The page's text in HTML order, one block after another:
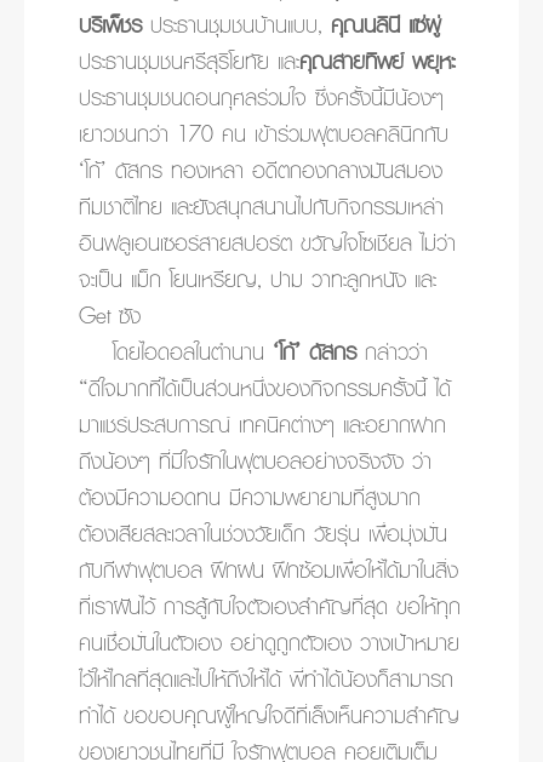
บริเพ็ชรประธานชุมชนบ้านแบบ, คุณนลินี แซ่ผู่
ประธานชุมชนศรีสุริโยทัย และคุณสายทิพย์ พยุหะ
ประธานชุมชนดอนกุศลร่วมใจ ซึ่งครั้งนี้มีน้องๆ
เยาวชนกว่า 170 คน เข้าร่วมฟุตบอลคลินิกกับ
‘โก้’ ดัสกร ทองเหลา อดีตกองกลางมันสมอง
ทีมชาติไทย และยังสนุกสนานไปกับกิจกรรมเหล่า
อินฟลูเอนเซอร์สายสปอร์ต ขวัญใจโซเชียล ไม่ว่า
จะเป็น แม็ก โยนเหรียญ, ปาม วาทะลูกหนัง และ
Get ซัง
โดยไอดอลในตำนาน ‘โก้’ ดัสกรกล่าวว่า
“ดีใจมากที่ได้เป็นส่วนหนึ่งของกิจกรรมครั้งนี้ ได้
มาแชร์ประสบการณ์ เทคนิคต่างๆ และอยากฝาก
ถึงน้องๆ ที่มีใจรักในฟุตบอลอย่างจริงจัง ว่า
ต้องมีความอดทน มีความพยายามที่สูงมาก
ต้องเสียสละเวลาในช่วงวัยเด็ก วัยรุ่น เพื่อมุ่งมั่น
กับกีฬาฟุตบอล ฝึกฝน ฝึกซ้อมเพื่อให้ได้มาในสิ่ง
ที่เราฝันไว้ การสู้กับใจตัวเองสำคัญที่สุด ขอให้ทุก
คนเชื่อมั่นในตัวเอง อย่าดูถูกตัวเอง วางเป้าหมาย
ไว้ให้ไกลที่สุดและไปให้ถึงให้ได้ พี่ทำได้น้องก็สามารถ
ทำได้ ขอขอบคุณผู้ใหญ่ใจดีที่เล็งเห็นความสำคัญ
ของเยาวชนไทยที่มี ใจรักฟุตบอล คอยเติมเต็ม